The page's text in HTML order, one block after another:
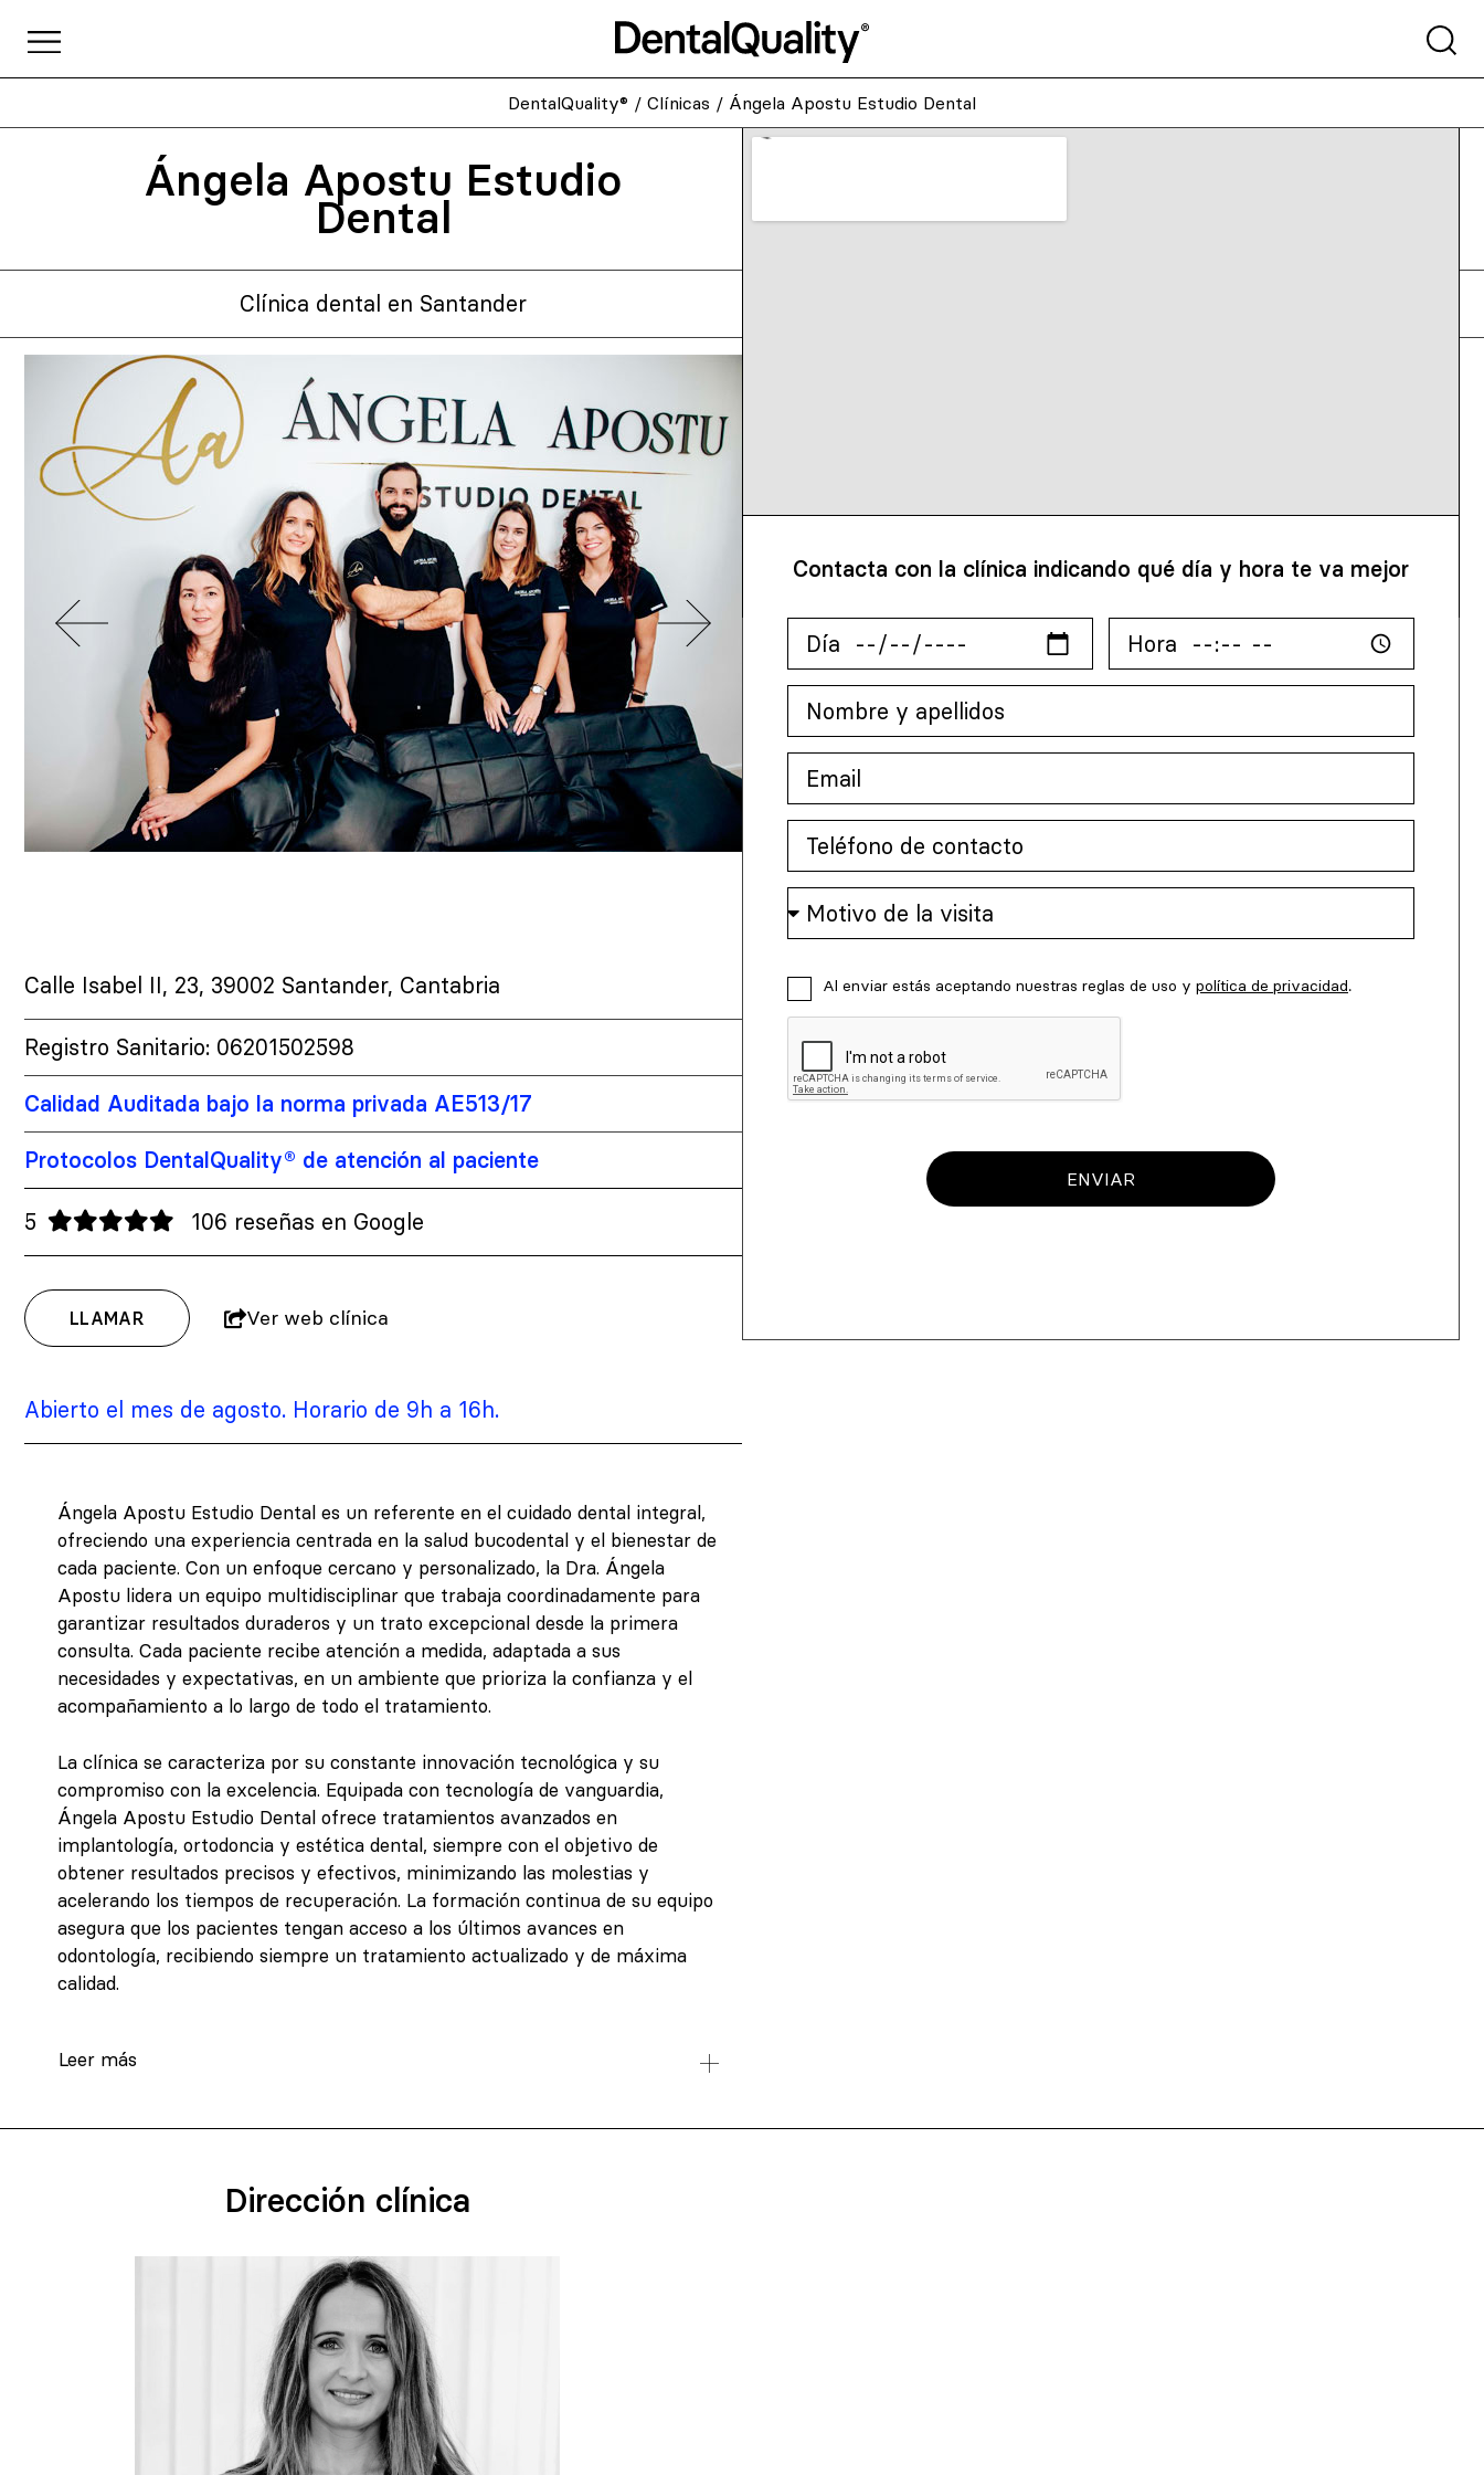
DentalQuality® / Clínicas / Ángela Apostu Estudio Dental
Ángela Apostu Estudio
Dental
Clínica dental en Santander
Calle Isabel II, 23, 39002 Santander, Cantabria
Registro Sanitario: 06201502598
Calidad Auditada bajo la norma privada AE513/17
Protocolos DentalQuality® de atención al paciente
5 106 reseñas en Google
LLAMAR Ver web clínica
Contacta con la clínica indicando qué día y hora te va mejor
Al enviar estás aceptando nuestras reglas de uso y política de privacidad.
ENVIAR
Abierto el mes de agosto. Horario de 9h a 16h.
Ángela Apostu Estudio Dental es un referente en el cuidado dental integral,
ofreciendo una experiencia centrada en la salud bucodental y el bienestar de
cada paciente. Con un enfoque cercano y personalizado, la Dra. Ángela
Apostu lidera un equipo multidisciplinar que trabaja coordinadamente para
garantizar resultados duraderos y un trato excepcional desde la primera
consulta. Cada paciente recibe atención a medida, adaptada a sus
necesidades y expectativas, en un ambiente que prioriza la confianza y el
acompañamiento a lo largo de todo el tratamiento.
La clínica se caracteriza por su constante innovación tecnológica y su
compromiso con la excelencia. Equipada con tecnología de vanguardia,
Ángela Apostu Estudio Dental ofrece tratamientos avanzados en
implantología, ortodoncia y estética dental, siempre con el objetivo de
obtener resultados precisos y efectivos, minimizando las molestias y
acelerando los tiempos de recuperación. La formación continua de su equipo
asegura que los pacientes tengan acceso a los últimos avances en
odontología, recibiendo siempre un tratamiento actualizado y de máxima
calidad.
Leer más
Dirección clínica